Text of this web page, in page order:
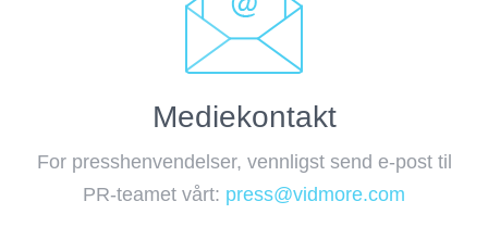
Mediekontakt
For presshenvendelser, vennligst send e-post til
PR-teamet vårt: press@vidmore.com